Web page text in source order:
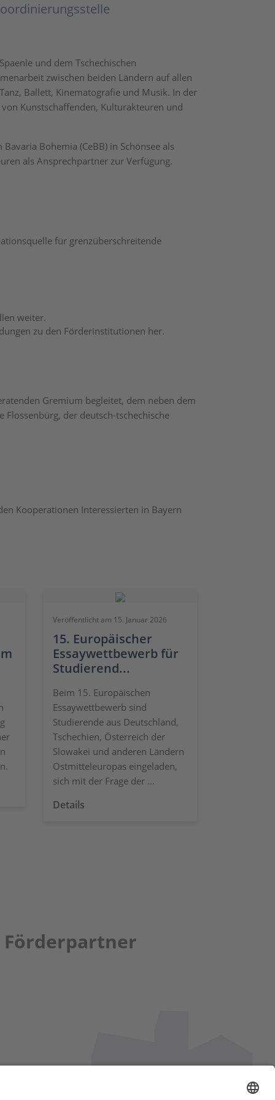
und dem Tschechischen
zwischen beiden Ländern auf allen
Ballett, Kinematografie und Musik. In der
Kunstschaffenden, Kulturakteuren und
Bohemia (CeBB) in Schönsee als
als Ansprechpartner zur Verfügung.
für grenzüberschreitende
weiter.
zu den Förderinstitutionen her.
Gremium begleitet, dem neben dem
Flossenbürg, der deutsch-tschechische
Kooperationen Interessierten in Bayern
Veröffentlicht am 15. Januar 2026
15. Europäischer
Essaywettbewerb für
Studierend...
Beim 15. Europäischen
Essaywettbewerb sind
Studierende aus Deutschland,
Tschechien, Österreich der
Slowakei und anderen Ländern
Ostmitteleuropas eingeladen,
sich mit der Frage der ...
Details
Förderpartner